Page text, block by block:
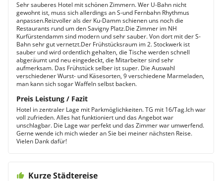
Sehr sauberes Hotel mit schönen Zimmern. Wer U-Bahn nicht
gewohnt ist, muss sich allerdings an S-und Fernbahn Rhythmus
anpassen.Reizvoller als der Ku-Damm schienen uns noch die
Restaurants rund um den Savigny Platz.Die Zimmer im NH
Kurfürstendamm sind modern und sehr sauber. Von dort mit der S-
Bahn sehr gut vernetzt.Der Frühstücksraum im 2. Stockwerk ist
sauber und wird ordentlich gehalten, die Tische werden schnell
abgeräumt und neu eingedeckt, die Mitarbeiter sind sehr
aufmerksam. Das Frühstück selber ist super. Die Auswahl
verschiedener Wurst- und Käsesorten, 9 verschiedene Marmeladen,
man kann sich sogar Waffeln selbst backen.
Preis Leistung / Fazit
Hotel in zentraler Lage mit Parkmöglichkeiten. TG mit 16/Tag.Ich war
voll zufrieden. Alles hat funktioniert und das Angebot war
unschlagbar. Die Lage war perfekt und das Zimmer war umwerfend.
Gerne wende ich mich wieder an Sie bei meiner nächsten Reise.
Vielen Dank dafür!
Kurze Städtereise